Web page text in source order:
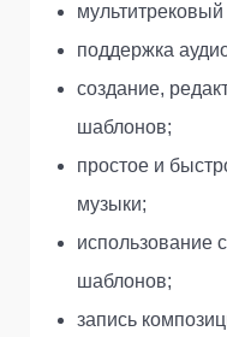
поддержка
создание,
шаблонов;
простое и
музыки;
использование
шаблонов;
запись